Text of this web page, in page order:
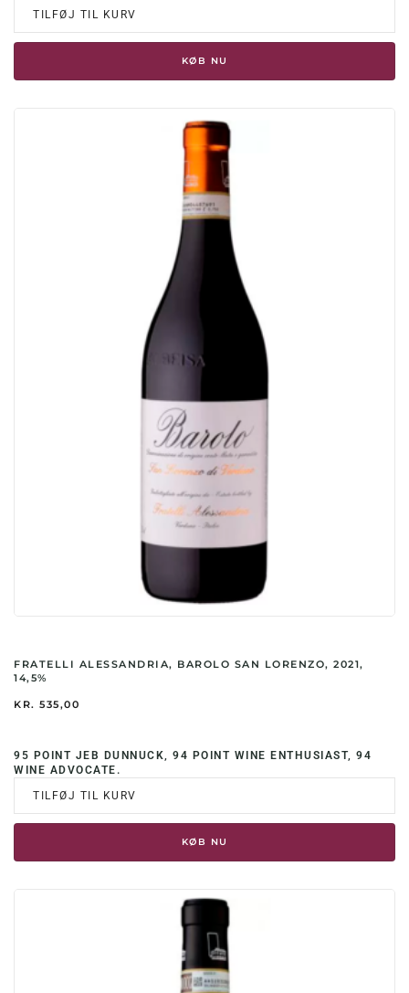
TILFØJ TIL KURV
KØB NU
FRATELLI ALESSANDRIA, BAROLO SAN LORENZO, 2021,
14,5%
KR. 535,00
95 POINT JEB DUNNUCK, 94 POINT WINE ENTHUSIAST, 94
WINE ADVOCATE.
TILFØJ TIL KURV
KØB NU